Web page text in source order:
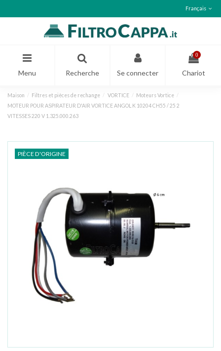
Français
Menu Recherche Se connecter
0
Chariot
Maison Filtres et pièces de rechange VORTICE
Moteurs Vortice
MOTEUR POUR ASPIRATEUR D'AIR VORTICE ANGOL K 10204 CH55 / 25 2
VITESSES 220 V 1.325.000.263
PIÈCE D'ORIGINE